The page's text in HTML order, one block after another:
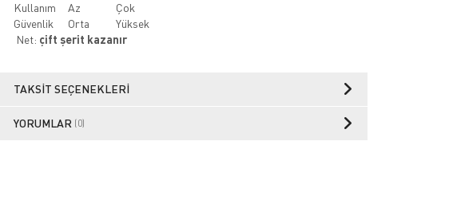
Kullanım
Az
Çok
Güvenlik
Orta
Yüksek
Net: çift şerit kazanır
TAKSIT SEÇENEKLERI
YORUMLAR (0)